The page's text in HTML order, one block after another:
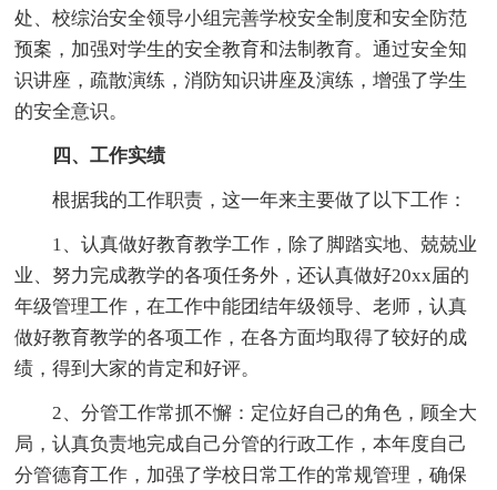
处、校综治安全领导小组完善学校安全制度和安全防范
预案，加强对学生的安全教育和法制教育。通过安全知
识讲座，疏散演练，消防知识讲座及演练，增强了学生
的安全意识。
四、工作实绩
根据我的工作职责，这一年来主要做了以下工作：
1、认真做好教育教学工作，除了脚踏实地、兢兢业
业、努力完成教学的各项任务外，还认真做好20xx届的
年级管理工作，在工作中能团结年级领导、老师，认真
做好教育教学的各项工作，在各方面均取得了较好的成
绩，得到大家的肯定和好评。
2、分管工作常抓不懈：定位好自己的角色，顾全大
局，认真负责地完成自己分管的行政工作，本年度自己
分管德育工作，加强了学校日常工作的常规管理，确保